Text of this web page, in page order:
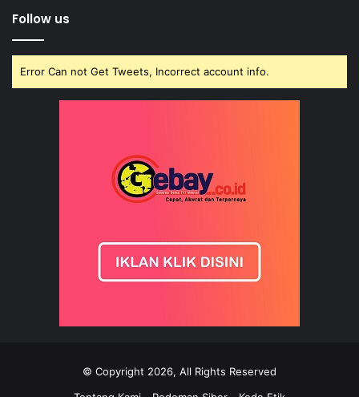
Follow us
Error Can not Get Tweets, Incorrect account info.
© Copyright 2026, All Rights Reserved